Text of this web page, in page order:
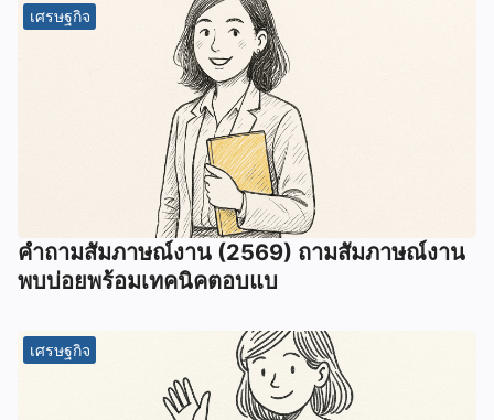
เศรษฐกิจ
คำถามสัมภาษณ์งาน (2569) ถามสัมภาษณ์งาน
พบบ่อยพร้อมเทคนิคตอบแบ
เศรษฐกิจ